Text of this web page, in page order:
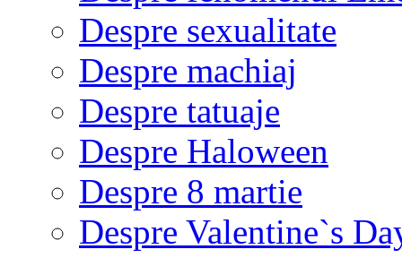
Despre sexualitate
Despre machiaj
Despre tatuaje
Despre Haloween
Despre 8 martie
Despre Valentine`s